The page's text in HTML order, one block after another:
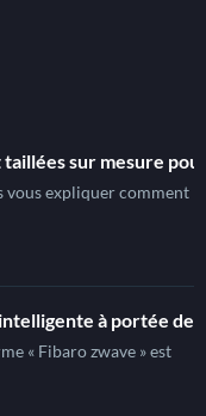
sur mesure
vous expliquer comment
à portée de
« Fibaro zwave » est